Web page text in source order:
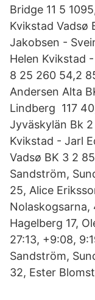
Bridge 11 5
Kvikstad Vadsø
Jakobsen -
Helen Kvikstad
8 25 260 54,2
Andersen Alta
Lindberg 117
Jyväskylän Bk
Kvikstad - Jarl
Vadsø BK 3 2
Sandström,
25, Alice
Nolaskogsarna,
Hagelberg 17,
27:13, +9:08,
Sandström,
32, Ester